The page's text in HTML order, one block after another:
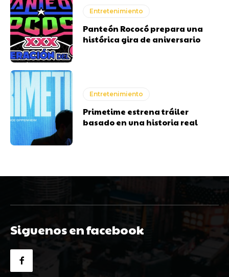
Entretenimiento
Panteón Rococó prepara una
histórica gira de aniversario
Entretenimiento
Primetime estrena tráiler
basado en una historia real
Siguenos en facebook